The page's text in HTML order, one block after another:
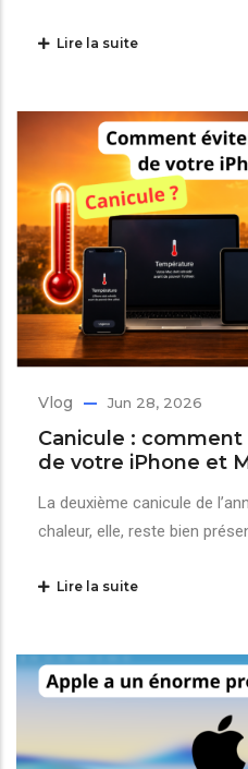
Lire la suite
Vlog Jun 28, 2026
Canicule :
de votre iPhone et
La deuxième canicule de
chaleur, elle, reste bien
Lire la suite